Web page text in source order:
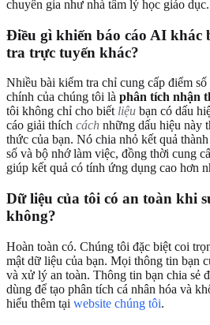
chuyên gia như nhà tâm lý học giáo dục.
Điều gì khiến báo cáo AI khác
tra trực tuyến khác?
Nhiều bài kiểm tra chỉ cung cấp điểm
chính của chúng tôi là phân tích nhận
tôi không chỉ cho biết liệu bạn có dấu
cáo giải thích cách những dấu hiệu này
thức của bạn. Nó chia nhỏ kết quả
số và bộ nhớ làm việc, đồng thời cung
giúp kết quả có tính ứng dụng cao hơn
Dữ liệu của tôi có an toàn khi
không?
Hoàn toàn có. Chúng tôi đặc biệt coi
mật dữ liệu của bạn. Mọi thông tin bạn
và xử lý an toàn. Thông tin bạn chia sẻ
dùng để tạo phân tích cá nhân hóa và
hiểu thêm tại website chúng tôi.